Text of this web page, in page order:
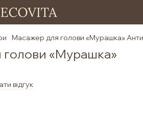
Масажер для голови «Мурашка»
«Мурашка»
відгук